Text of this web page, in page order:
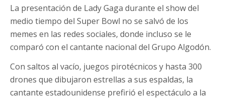
La presentación de Lady Gaga durante el show del
medio tiempo del Super Bowl no se salvó de los
memes en las redes sociales, donde incluso se le
comparó con el cantante nacional del Grupo Algodón.
Con saltos al vacío, juegos pirotécnicos y hasta 300
drones que dibujaron estrellas a sus espaldas, la
cantante estadounidense prefirió el espectáculo a la